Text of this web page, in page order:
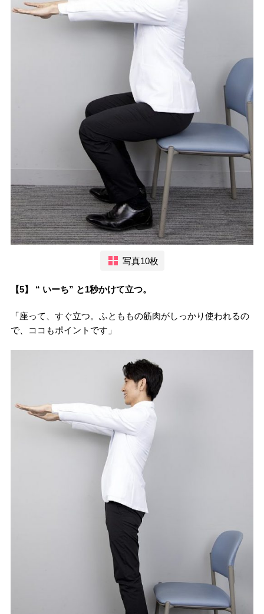
写真10枚
【5】 “ いーち” と1秒かけて立つ。
「座って、すぐ立つ。ふとももの筋肉がしっかり使われるの
で、ココもポイントです」